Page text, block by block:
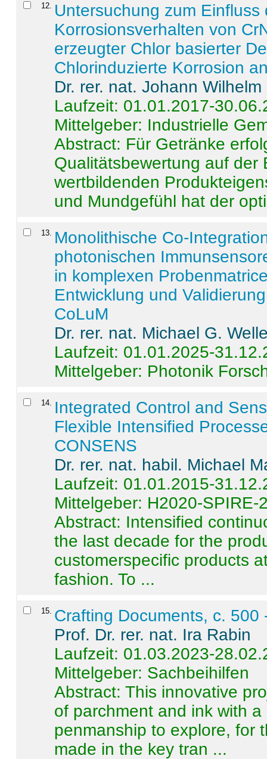
12
Untersuchung zum
Korrosionsverhalten von
erzeugter Chlor basierter
Chlorinduzierte Korrosion
Dr. rer. nat. Johann
Laufzeit: 01.01.2017-
Mittelgeber: Industrielle
Abstract: Für Getränke
Qualitätsbewertung auf der
wertbildenden
und Mundgefühl hat der
13
Monolithische Co-
photonischen
in komplexen
Entwicklung und
CoLuM
Dr. rer. nat. Michael G.
Laufzeit: 01.01.2025-
Mittelgeber: Photonik
14
Integrated Control and
Flexible Intensified
CONSENS
Dr. rer. nat. habil. Michael
Laufzeit: 01.01.2015-
Mittelgeber: H2020-SPIRE-
Abstract: Intensified
the last decade for the
customerspecific products
fashion. To ...
15 Crafting Documents, c. 500
Prof. Dr. rer. nat. Ira Rabin
Laufzeit: 01.03.2023-
Mittelgeber: Sachbeihilfen
Abstract:This innovative
of parchment and ink with
penmanship to explore, for
made in the key tran ...